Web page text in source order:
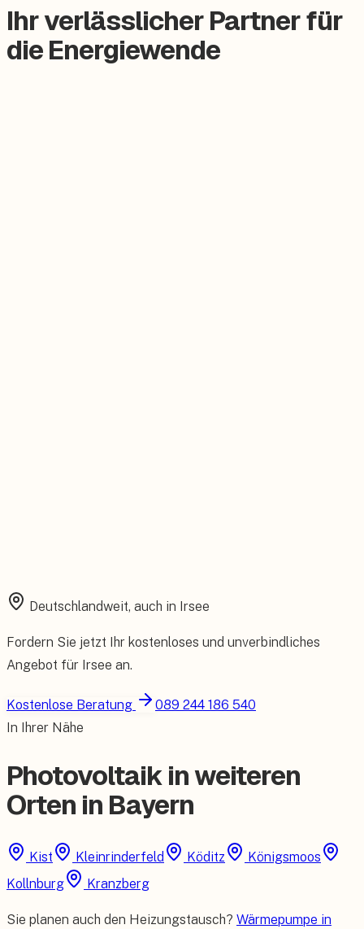
Ihr verlässlicher Partner für
die Energiewende
Deutschlandweit, auch in Irsee
Fordern Sie jetzt Ihr kostenloses und unverbindliches
Angebot für Irsee an.
Kostenlose Beratung
089 244 186 540
In Ihrer Nähe
Photovoltaik in weiteren
Orten in Bayern
Kist Kleinrinderfeld Köditz
Königsmoos
Kollnburg
Kranzberg
Sie planen auch den Heizungstausch? Wärmepumpe in